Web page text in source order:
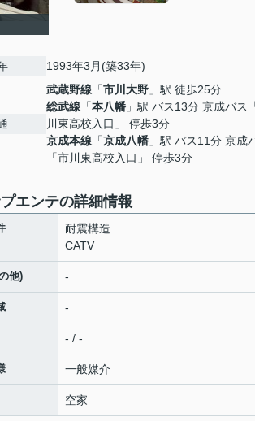
1993年3月(築33年)
武蔵野線 「市川大野 」駅 徒歩25分
総武線 「本八幡 」駅 バス13分 京成バス
川東高校入口」 停歩3分
京成本線 「京成八幡 」駅 バス11分 京成
「市川東高校入口」 停歩3分
エンテの詳細情報
耐震構造
CATV
他) -
-
- / -
一般媒介
空家